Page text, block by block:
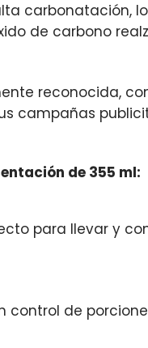
carbonatación,
de carbono
reconocida,
campañas
de 355 ml:
para llevar y
control de